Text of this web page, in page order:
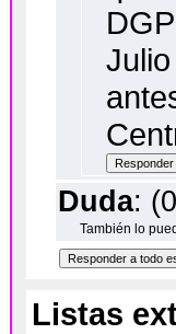
Duda:
También lo
Listas